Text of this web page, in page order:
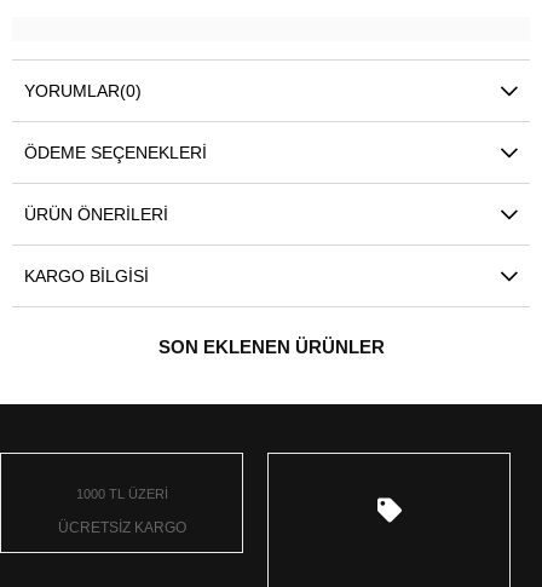
YORUMLAR(0)
ÖDEME SEÇENEKLERI
ÜRÜN ÖNERILERI
KARGO BILGISI
SON EKLENEN ÜRÜNLER
1000 TL ÜZERİ
ÜCRETSİZ KARGO